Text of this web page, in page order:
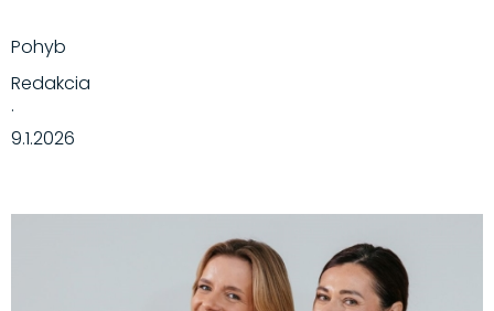
Pohyb
Redakcia
·
9.1.2026